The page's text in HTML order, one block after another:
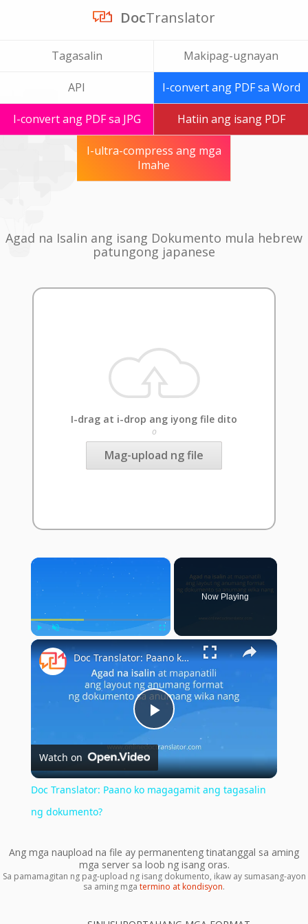
DocTranslator
Tagasalin Makipag-ugnayan
API I-convert ang PDF sa Word
I-convert ang PDF sa JPG Hatiin ang isang PDF
I-ultra-compress ang mga
Imahe
Agad na Isalin ang isang Dokumento mula hebrew
patungong japanese
I-drag at i-drop ang iyong file dito
o
Mag-upload ng file
×
Play Unmute Fullscreen
Now Playing
×
Play
Video
Doc Translator: Paano ko magagamit ang tagasalin ng dokumento?
Watch on
Doc Translator: Paano ko magagamit ang tagasalin
ng dokumento?
Ang mga naupload na file ay permanenteng tinatanggal sa aming
mga server sa loob ng isang oras.
Sa pamamagitan ng pag-upload ng isang dokumento, ikaw ay sumasang-ayon
sa aming mga termino at kondisyon.